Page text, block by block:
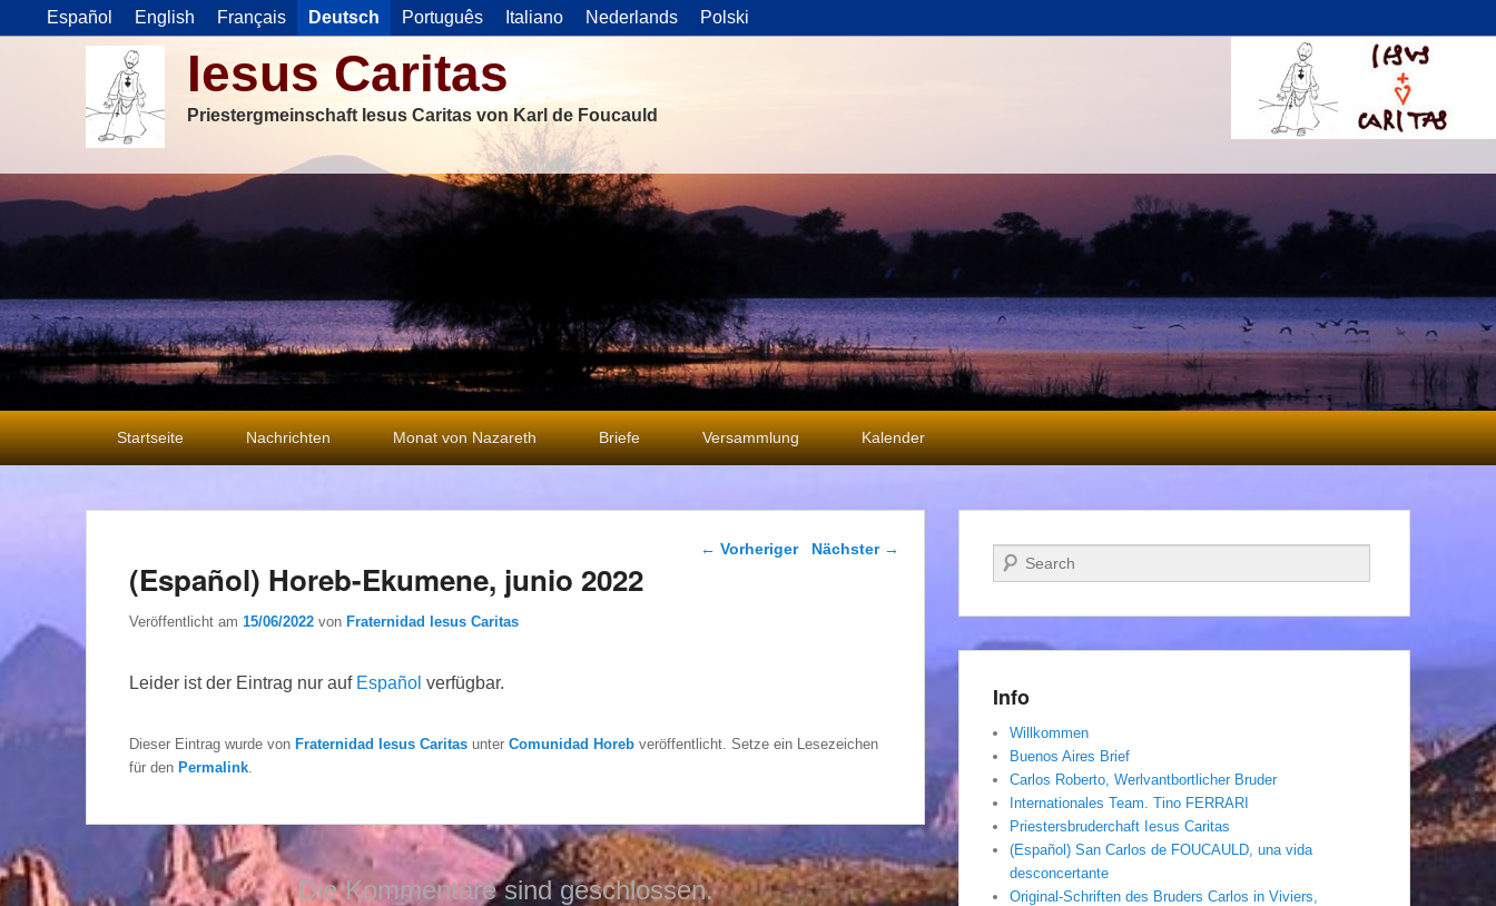
Español English Français Deutsch Português Italiano Nederlands Polski
Iesus Caritas
Priestergmeinschaft Iesus Caritas von Karl de Foucauld
Primäres
Menü
Startseite Nachrichten Monat von Nazareth Briefe Versammlung Kalender
Beitragsnavigation
← Vorheriger Nächster →
(Español) Horeb-Ekumene, junio 2022
Veröffentlicht am 15/06/2022 von Fraternidad Iesus Caritas
Leider ist der Eintrag nur auf Español verfügbar.
Dieser Eintrag wurde von Fraternidad Iesus Caritas unter Comunidad Horeb veröffentlicht. Setze ein Lesezeichen
für den Permalink
Die Kommentare sind geschlossen.
Suchen
Info
Willkommen
Buenos Aires Brief
Carlos Roberto, Werlvantbortlicher Bruder
Internationales Team. Tino FERRARI
Priestersbruderchaft Iesus Caritas
(Español) San Carlos de FOUCAULD, una vida
desconcertante
Original-Schriften des Bruders Carlos in Viviers,